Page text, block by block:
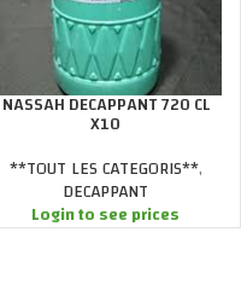
NASSAH DECAPPANT 720 CL
X10
**TOUT LES CATEGORIS**,
DECAPPANT
Login to see prices